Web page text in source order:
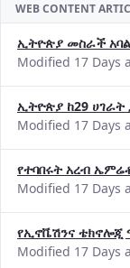
WEB CONTENT
ኢትዮጵያ መስራች አባል
Modified 17 Days
ኢትዮጵያ ከ29
Modified 17 Days
የተባበሩት አረብ
Modified 17 Days
የኢኖቬሽንና ቴክኖሎጂ
Modified 17 Days